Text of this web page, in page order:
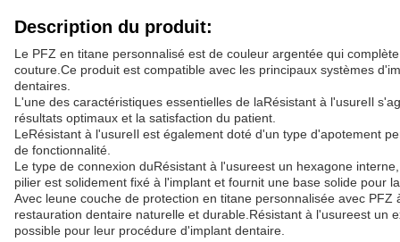
Description du produit:
Le PFZ en titane personnalisé est de couleur argentée qui
couture.Ce produit est compatible avec les principaux systèmes
dentaires.
L'une des caractéristiques essentielles de laRésistant à l'usureIl
résultats optimaux et la satisfaction du patient.
LeRésistant à l'usureIl est également doté d'un type d'apotement
de fonctionnalité.
Le type de connexion duRésistant à l'usureest un hexagone
pilier est solidement fixé à l'implant et fournit une base solide pour
Avec leune couche de protection en titane personnalisée avec PFZ
restauration dentaire naturelle et durable. Résistant à l'usureest un
possible pour leur procédure d'implant dentaire.